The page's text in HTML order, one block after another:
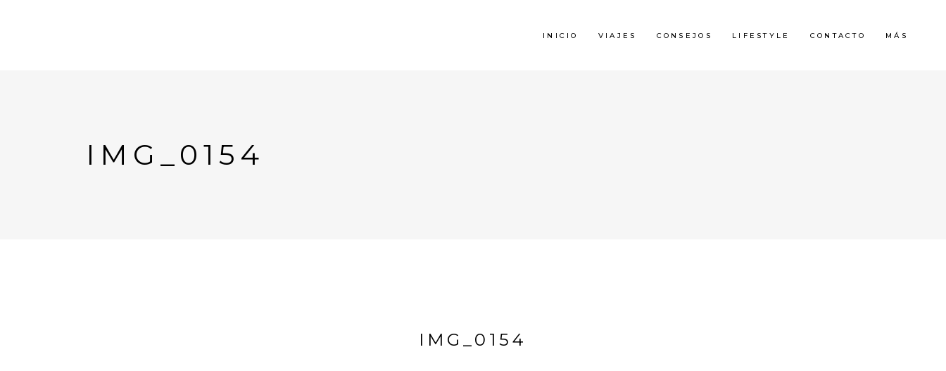
INICIO VIAJES CONSEJOS LIFESTYLE CONTACTO MÁS
IMG_0154
IMG_0154